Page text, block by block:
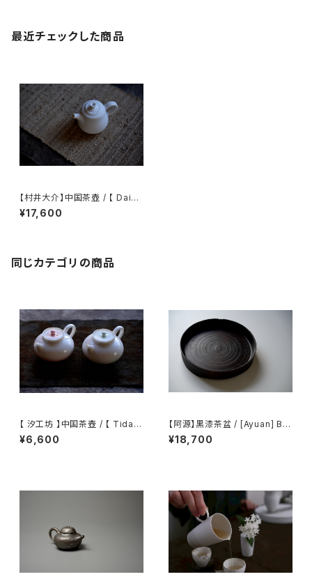
最近チェックした商品
【村井大介】中国茶壺 / 【 Daisu
ke Murai 】Chinese teapot
¥17,600
同じカテゴリの商品
【 汐工坊 】中国茶壺 / 【 Tidal
Atelier 】Chinese teapot
¥6,600
【阿源】黒漆茶盆 / [Ayuan] Bla
ck Lacquer Tea Tray
¥18,700